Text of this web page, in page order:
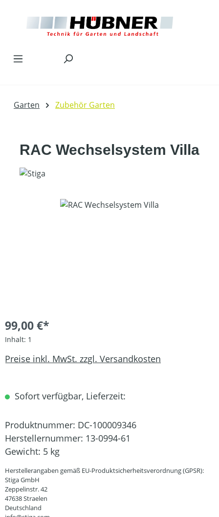
Garten Zubehör Garten
RAC Wechselsystem Villa
Bildergalerie überspringen
99,00 €*
Inhalt: 1
Preise inkl. MwSt. zzgl. Versandkosten
Sofort verfügbar, Lieferzeit:
Produktnummer: DC-100009346
Herstellernummer: 13-0994-61
Gewicht: 5 kg
Herstellerangaben gemäß EU-Produktsicherheitsverordnung (GPSR):
Stiga GmbH
Zeppelinstr. 42
47638 Straelen
Deutschland